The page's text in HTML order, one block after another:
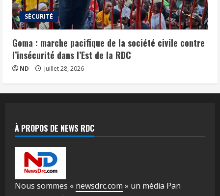
SÉCURITÉ
Goma : marche pacifique de la société civile contre
l’insécurité dans l’Est de la RDC
ND juillet 28, 2026
À PROPOS DE NEWS RDC
Nous sommes « newsdrc.com » un média Pan